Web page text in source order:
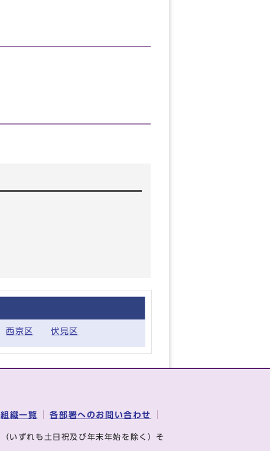
西京区 伏見区
組織一覧 各部署へのお問い合わせ
（いずれも土日祝及び年末年始を除く）そ